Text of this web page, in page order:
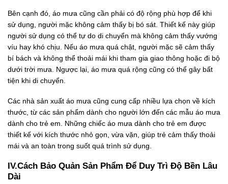
Bên cạnh đó, áo mưa cũng cần phải có độ rộng phù hợp để khi
sử dụng, người mặc không cảm thấy bị bó sát. Thiết kế này giúp
người sử dụng có thể tự do di chuyển mà không cảm thấy vướng
víu hay khó chịu. Nếu áo mưa quá chật, người mặc sẽ cảm thấy
bí bách và không thể thoải mái khi tham gia giao thông hoặc đi bộ
dưới trời mưa. Ngược lại, áo mưa quá rộng cũng có thể gây bất
tiện khi di chuyển.
Các nhà sản xuất áo mưa cũng cung cấp nhiều lựa chọn về kích
thước, từ các sản phẩm dành cho người lớn đến các mẫu áo mưa
dành cho trẻ em. Những chiếc áo mưa dành cho trẻ em được
thiết kế với kích thước nhỏ gọn, vừa vặn, giúp trẻ cảm thấy thoải
mái và an toàn trong suốt quá trình sử dụng.
IV.Cách Bảo Quản Sản Phẩm Để Duy Trì Độ Bền Lâu
Dài